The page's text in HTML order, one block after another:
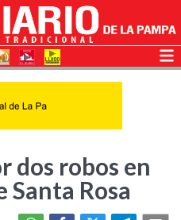
dos robos en
Santa Rosa